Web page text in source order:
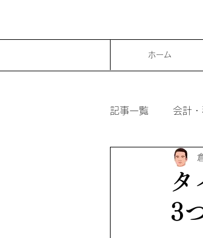
ホーム
記事一覧 会計
タ
3